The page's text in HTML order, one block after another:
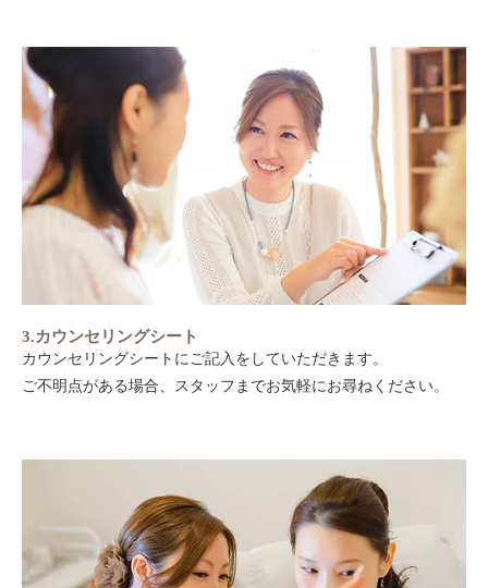
3.カウンセリングシート
カウンセリングシートにご記入をしていただきます。
ご不明点がある場合、スタッフまでお気軽にお尋ねください。